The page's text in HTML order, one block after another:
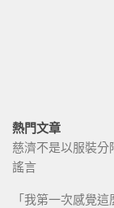
熱門文章
慈濟不是以服裝
謠言
「我第一次感覺